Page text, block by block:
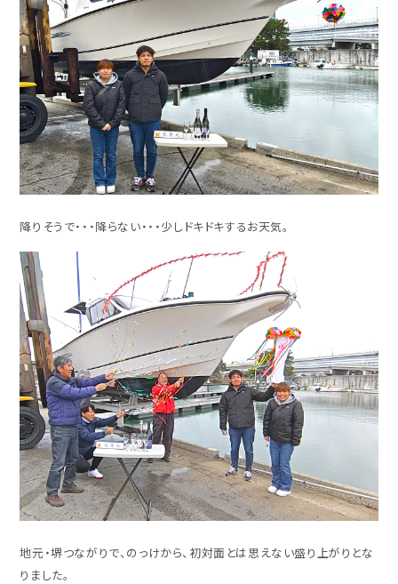
降りそうで・・・降らない・・・少しドキドキするお天気。
地元・堺つながりで、のっけから、初対面とは思えない盛り上がりとな
りました。